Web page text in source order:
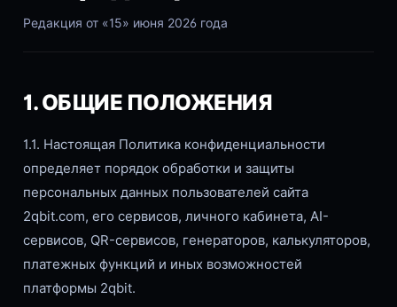
Редакция от «15» июня 2026 года
1. ОБЩИЕ ПОЛОЖЕНИЯ
1.1. Настоящая Политика конфиденциальности
определяет порядок обработки и защиты
персональных данных пользователей сайта
2qbit.com, его сервисов, личного кабинета, AI-
сервисов, QR-сервисов, генераторов, калькуляторов,
платежных функций и иных возможностей
платформы 2qbit.